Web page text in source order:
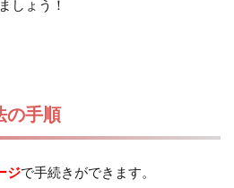
しょう！
の手順
ジで手続きができます。